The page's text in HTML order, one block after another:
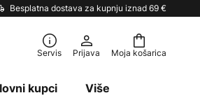
Besplatna dostava za kupnju iznad 69 €
Moja košarica
Servis Prijava
kupci Više